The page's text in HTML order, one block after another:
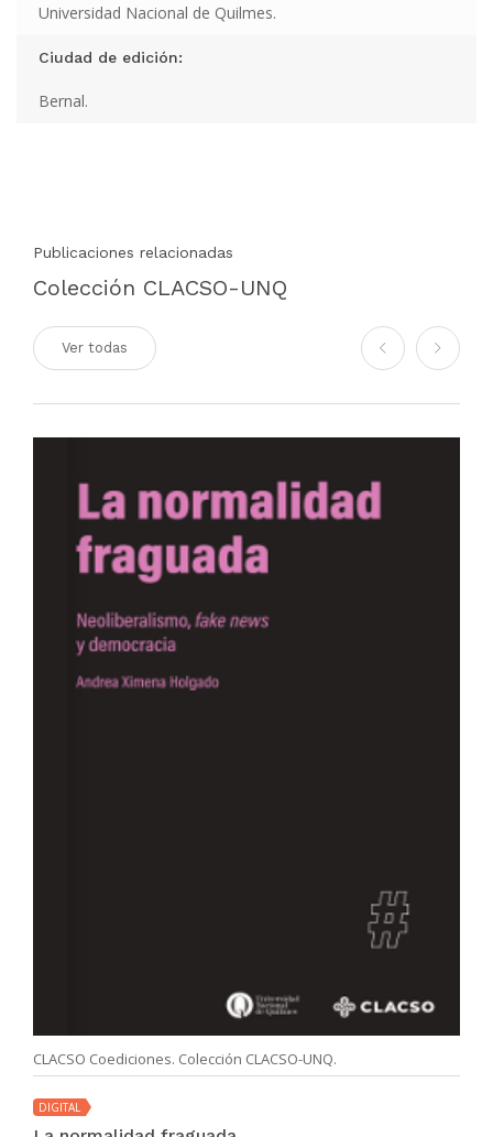
Universidad Nacional de Quilmes.
Ciudad de edición:
Bernal.
Publicaciones relacionadas
Colección CLACSO-UNQ
Ver todas
CLACSO Coediciones. Colección CLACSO-UNQ.
DIGITAL